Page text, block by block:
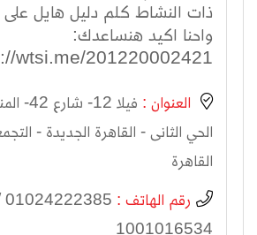
ذات النشاط كلم دليل هايل على
واحنا اكيد هنساعدك:
wtsi.me/201220002421
العنوان :
فيلا 12-
الحي الثانى - القاهرة الجديدة -
القاهرة
رقم الهاتف :
/
1001016534